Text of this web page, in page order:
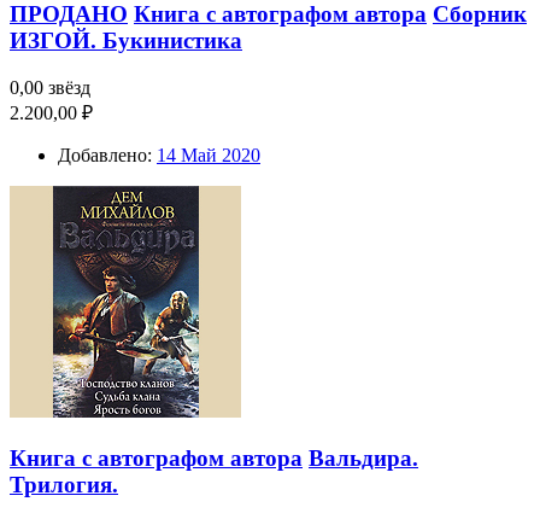
ПРОДАНО Книга с автографом автора Сборник
ИЗГОЙ. Букинистика
0,00 звёзд
2.200,00 ₽
Добавлено: 14 Май 2020
Книга с автографом автора Вальдира.
Трилогия.